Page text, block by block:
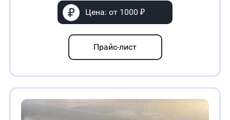
Цена: от 1000 ₽
Прайс-лист